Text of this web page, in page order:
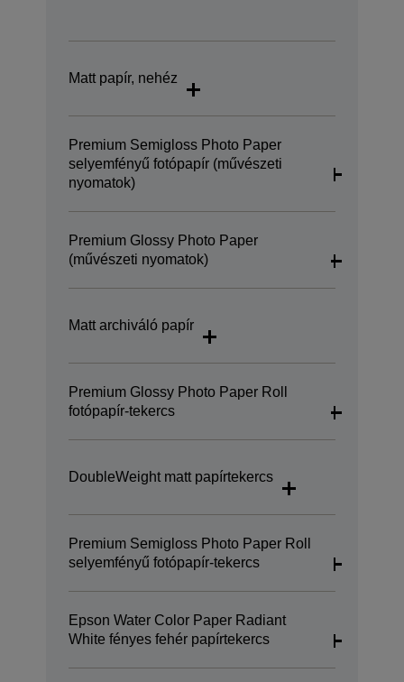
Matt papír, nehéz
Premium Semigloss Photo Paper
selyemfényű fotópapír (művészeti
nyomatok)
Premium Glossy Photo Paper
(művészeti nyomatok)
Matt archiváló papír
Premium Glossy Photo Paper Roll
fotópapír-tekercs
DoubleWeight matt papírtekercs
Premium Semigloss Photo Paper Roll
selyemfényű fotópapír-tekercs
Epson Water Color Paper Radiant
White fényes fehér papírtekercs